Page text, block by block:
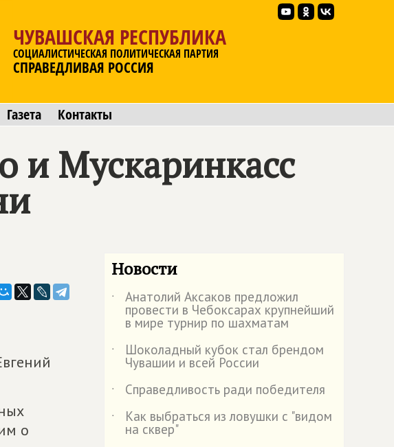
ЧУВАШСКАЯ РЕСПУБЛИКА
СОЦИАЛИСТИЧЕСКАЯ ПОЛИТИЧЕСКАЯ ПАРТИЯ
СПРАВЕДЛИВАЯ РОССИЯ
Газета Контакты
и Мускаринкасс
о
Новости
˙ Анатолий Аксаков предложил
провести в Чебоксарах крупнейший
в мире турнир по шахматам
˙
Шоколадный кубок стал брендом
Чувашии и всей России
˙
Справедливость ради победителя
˙
Как выбраться из ловушки с "видом
на сквер"